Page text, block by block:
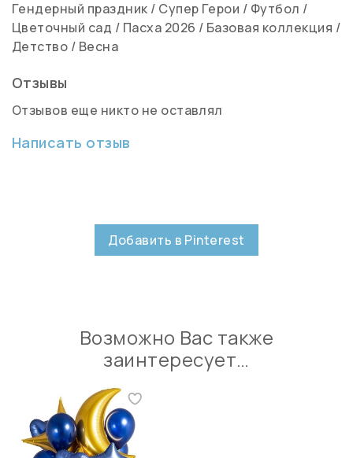
Гендерный праздник / Супер Герои / Футбол /
Цветочный сад / Пасха 2026 / Базовая коллекция /
Детство / Весна
Отзывы
Отзывов еще никто не оставлял
Написать отзыв
Добавить в Pinterest
Возможно Вас также
заинтересует…